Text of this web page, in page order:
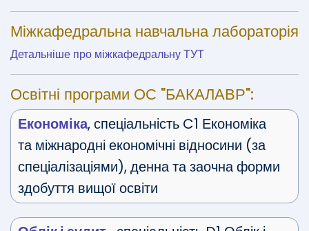
Міжкафедральна навчальна лабораторія
Детальніше про міжкафедральну ТУТ
Освітні програми ОС "БАКАЛАВР":
Економіка, спеціальність C1 Економіка
та міжнародні економічні відносини (за
спеціалізаціями), денна та заочна форми
здобуття вищої освіти